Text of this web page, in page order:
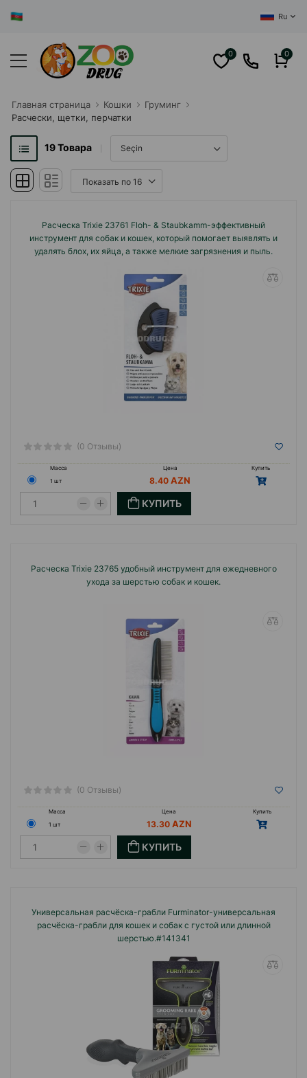
Ru
0 0
Главная cтраница Кошки
Груминг
Расчески, щетки, перчатки
19Товара
Расческа Trixie 23761 Floh- & Staubkamm-эффективный
инструмент для собак и кошек, который помогает выявлять и
удалять блох, их яйца, а также мелкие загрязнения и пыль.
(0 Отзывы)
Масса Цена
Купить
1 шт
8.40
КУПИТЬ
Расческа Trixie 23765 удобный инструмент для ежедневного
ухода за шерстью собак и кошек.
(0 Отзывы)
Масса Цена
Купить
1 шт
13.30
КУПИТЬ
Универсальная расчёска-грабли Furminator-универсальная
расчёска-грабли для кошек и собак с густой или длинной
шерстью.#141341